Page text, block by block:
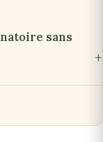
sans